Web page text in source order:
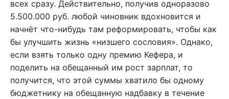
всех сразу. Действительно, получив одноразово
5.500.000 руб. любой чиновник вдохновится и
начнёт что-нибудь там реформировать, чтобы как
бы улучшить жизнь «низшего сословия». Однако,
если взять только одну премию Кефера, и
поделить на обещанный им рост зарплат, то
получится, что этой суммы хватило бы одному
бюджетнику на обещанную надбавку в течение